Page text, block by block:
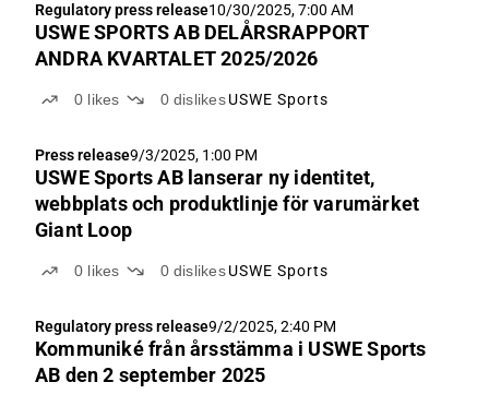
Regulatory press release10/30/2025, 7:00 AM
USWE SPORTS AB DELÅRSRAPPORT
ANDRA KVARTALET 2025/2026
0 likes 0 dislikes USWE Sports
Press release9/3/2025, 1:00 PM
USWE Sports AB lanserar ny identitet,
webbplats och produktlinje för varumärket
Giant Loop
0 likes 0 dislikes USWE Sports
Regulatory press release9/2/2025, 2:40 PM
Kommuniké från årsstämma i USWE Sports
AB den 2 september 2025